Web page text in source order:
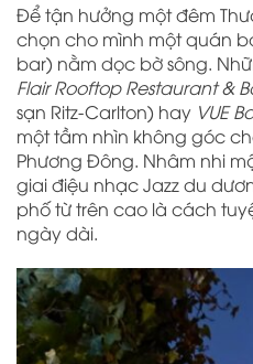
Để tận hưởng một đêm
chọn cho mình một quán
bar) nằm dọc bờ sông.
Flair Rooftop Restaurant &
sạn Ritz-Carlton) hay VUE
một tầm nhìn không góc
Phương Đông. Nhâm nhi
giai điệu nhạc Jazz du
phố từ trên cao là cách
ngày dài.